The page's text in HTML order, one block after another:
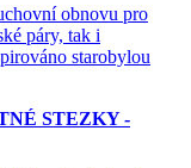
obnovu pro
páry, tak i
starobylou
STEZKY -